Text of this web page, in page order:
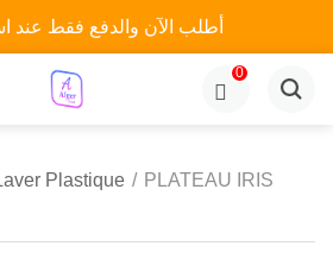
أطلب الآن والدفع فقط عند
0
Plastique / PLATEAU IRIS